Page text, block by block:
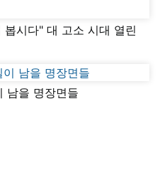
시다" 대 고소 시대 열린
남을 명장면들